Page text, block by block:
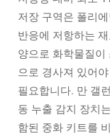
저장 구역은 폴리
반응에 저항하는
양으로 화학물질이
으로 경사져 있어
필요합니다. 만 갤
동 누출 감지 장치
함된 중화 키트를